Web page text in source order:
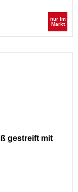
nur im
Markt
gestreift mit